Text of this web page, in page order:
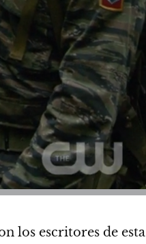
los escritores de esta